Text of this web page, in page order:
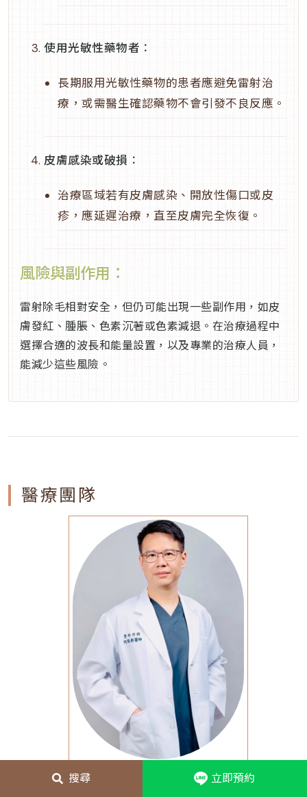
搜尋 立即預約
使用光敏性藥物者 ：
長期服用光敏性藥物的患者應避免雷射治
療，或需醫生確認藥物不會引發不良反應。
皮膚感染或破損 ：
治療區域若有皮膚感染、開放性傷口或皮
疹，應延遲治療，直至皮膚完全恢復。
風險與副作用：
雷射除毛相對安全，但仍可能出現一些副作用，如皮
膚發紅、腫脹、色素沉著或色素減退。在治療過程中
選擇合適的波長和能量設置，以及專業的治療人員，
能減少這些風險。
醫療團隊